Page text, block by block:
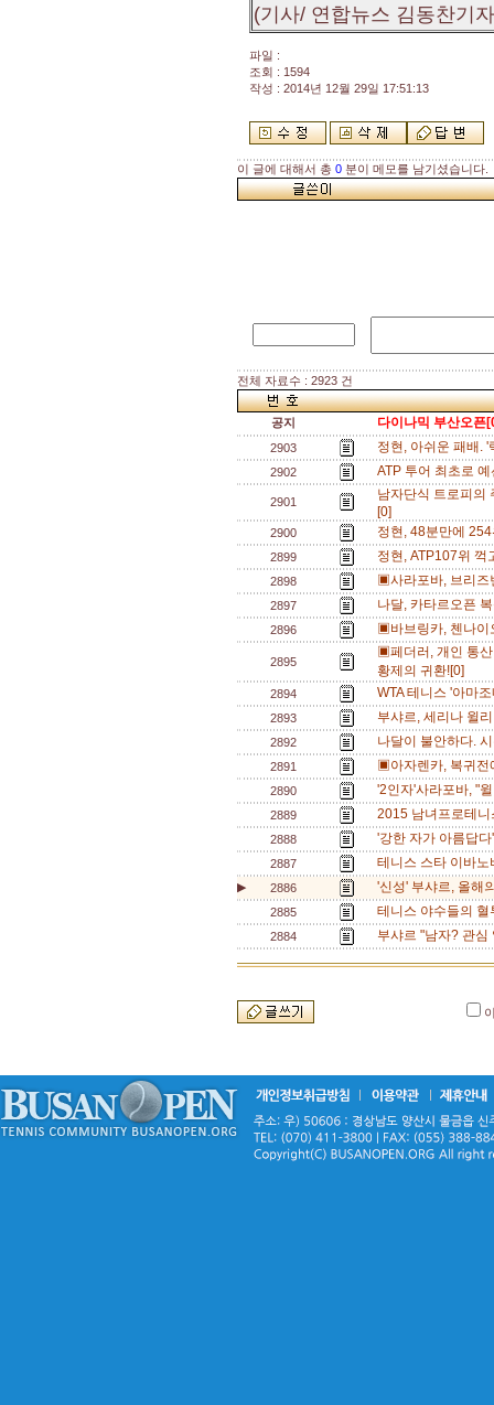
(기사/ 연합뉴스 김동찬기
파일 :
조회 : 1594
작성 : 2014년 12월 29일 17:51:13
이 글에 대해서 총 0 분이 메모를 남기셨습니다.
전체 자료수 : 2923 건
공지 다이나믹 부산오픈
2903 정현, 아쉬운 패배.
2902 ATP 투어 최초로
2901
남자단식 트로피의
[0]
2900 정현, 48분만에
2899 정현, ATP107위
2898 ▣사라포바, 브리즈
2897 나달, 카타르오픈
2896 ▣바브링카, 첸나
2895
▣페더러, 개인 통
황제의 귀환![0]
2894 WTA 테니스 '아마
2893 부샤르, 세리나 윌
2892 나달이 불안하다.
2891 ▣아자렌카, 복귀전
2890 '2인자'사라포바, "
2889 2015 남녀프로테
2888 '강한 자가 아름답
2887 테니스 스타 이바
▶ 2886 '신성' 부샤르, 올해
2885 테니스 야수들의
2884 부샤르 "남자? 관